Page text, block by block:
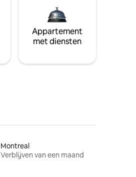
Appartement
met diensten
Montreal
Verblijven van een maand